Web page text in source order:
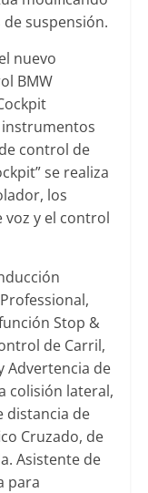
suspensión.
nuevo
BMW
control de
se realiza
los
y el control
Stop &
de Carril,
Advertencia de
colisión lateral,
distancia de
Cruzado, de
Asistente de
para